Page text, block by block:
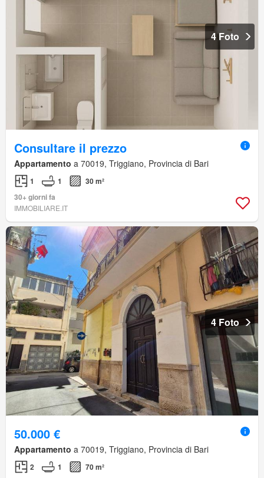
4 Foto
Consultare il prezzo
Appartamento a 70019, Triggiano, Provincia di Bari
1 1
30 m²
30+ giorni fa
IMMOBILIARE.IT
4 Foto
50.000 €
Appartamento a 70019, Triggiano, Provincia di Bari
2 1
70 m²